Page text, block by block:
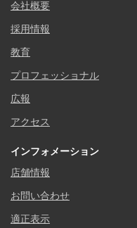
会社概要
採用情報
教育
プロフェッショナル
広報
アクセス
インフォメーション
店舗情報
お問い合わせ
適正表示